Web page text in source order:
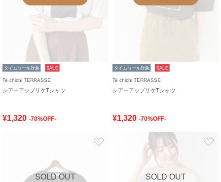
タイムセール対象 SALE
Te chichi TERRASSE
シアーアップリケTシャツ
¥1,320 -70%OFF-
タイムセール対象 SALE
Te chichi TERRASSE
シアーアップリケTシャツ
¥1,320 -70%OFF-
SOLD OUT SOLD OUT